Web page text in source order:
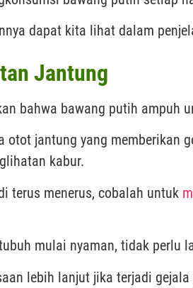
dapat kita lihat dalam
Jantung
bahwa bawang putih ampuh
jantung yang memberikan
kabur.
terus menerus, cobalah untuk
mulai nyaman, tidak perlu
lebih lanjut jika terjadi gejala